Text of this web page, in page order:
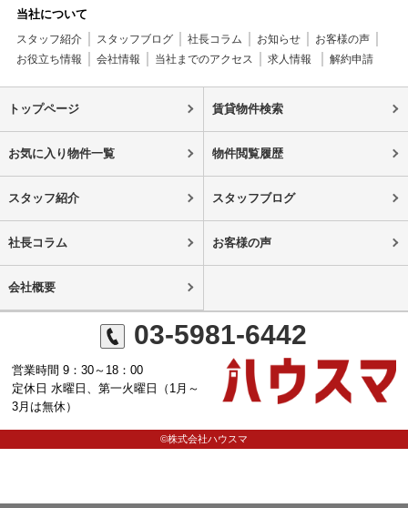
当社について
スタッフ紹介 スタッフブログ 社長コラム お知らせ
お客様の声
お役立ち情報
会社情報 当社までのアクセス 求人情報 解約申請
トップページ 賃貸物件検索
お気に入り物件一覧 物件閲覧履歴
スタッフ紹介 スタッフブログ
社長コラム お客様の声
会社概要
03-5981-6442
営業時間 9：30～18：00
定休日 水曜日、第一火曜日（1月～
3月は無休）
©株式会社ハウスマ